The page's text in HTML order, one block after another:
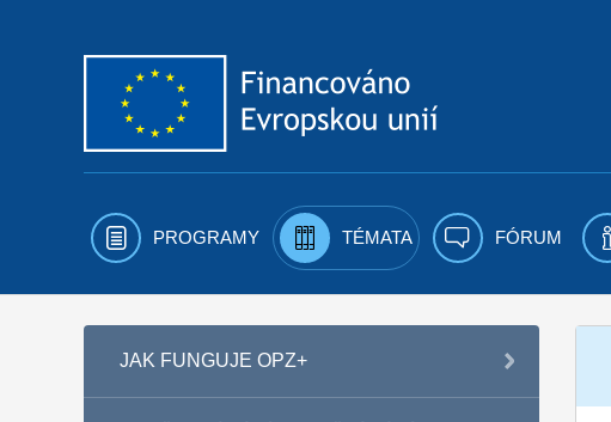
PROGRAMY TÉMATA FÓRUM
JAK FUNGUJE OPZ+